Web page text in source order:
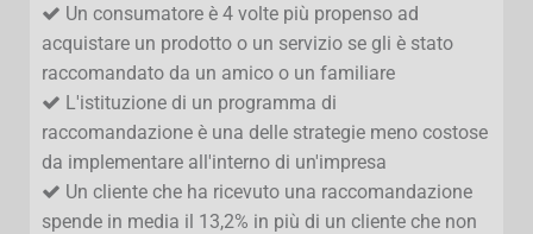
Un consumatore è 4 volte più propenso ad
acquistare un prodotto o un servizio se gli è stato
raccomandato da un amico o un familiare
L'istituzione di un programma di
raccomandazione è una delle strategie meno costose
da implementare all'interno di un'impresa
Un cliente che ha ricevuto una raccomandazione
spende in media il 13,2% in più di un cliente che non